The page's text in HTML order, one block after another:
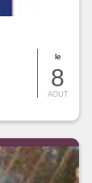
le
8
AOUT